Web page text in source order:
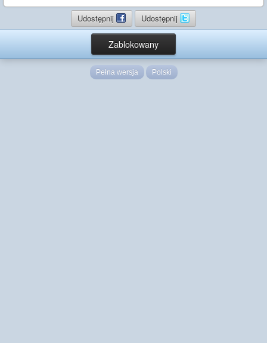
Udostępnij Udostępnij
Zablokowany
Pełna wersja Polski